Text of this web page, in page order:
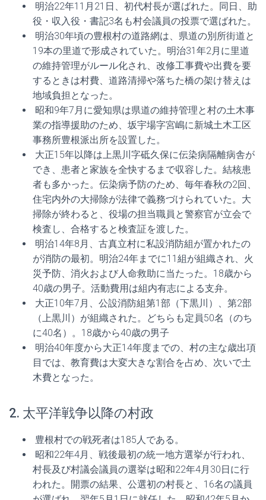
明治22年11月21日、初代村長が選ばれた。同日、助
役・収入役・書記3名も村会議員の投票で選ばれた。
明治30年頃の豊根村の道路網は、県道の別所街道と
19本の里道で形成されていた。明治31年2月に里道
の維持管理がルール化され、改修工事費や出費を要
するときは村費、道路清掃や落ちた橋の架け替えは
地域負担となった。
昭和9年7月に愛知県は県道の維持管理と村の土木事
業の指導援助のため、坂宇場字宮嶋に新城土木工区
事務所豊根派出所を設置した。
大正15年以降は上黒川字砥久保に伝染病隔離病舎が
でき、患者と家族を全快するまで収容した。結核患
者も多かった。伝染病予防のため、毎年春秋の2回、
住宅内外の大掃除が法律で義務づけられていた。大
掃除が終わると、役場の担当職員と警察官が立会で
検査し、合格すると検査証を渡した。
明治14年8月、古真立村に私設消防組が置かれたの
が消防の最初。明治24年までに11組が組織され、火
災予防、消火および人命救助に当たった。18歳から
40歳の男子。活動費用は組内有志による支弁。
大正10年7月、公設消防組第1部（下黒川）、第2部
（上黒川）が組織された。どちらも定員50名（のち
に40名）。18歳から40歳の男子
明治40年度から大正14年度までの、村の主な歳出項
目では、教育費は大変大きな割合を占め、次いで土
木費となった。
2. 太平洋戦争以降の村政
豊根村での戦死者は185人である。
昭和22年4月、戦後最初の統一地方選挙が行われ、
村長及び村議会議員の選挙は昭和22年4月30日に行
われた。開票の結果、公選初の村長と、16名の議員